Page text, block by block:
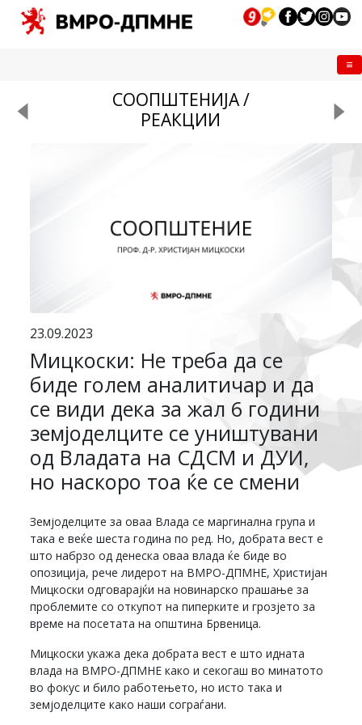
СООПШТЕНИЈА /
РЕАКЦИИ
23.09.2023
Мицкоски: Не треба да се
биде голем аналитичар и да
се види дека за жал 6 години
земјоделците се уништувани
од Владата на СДСМ и ДУИ,
но наскоро тоа ќе се смени
Земјоделците за оваа Влада се маргинална група и
така е веќе шеста година по ред. Но, добрата вест е
што набрзо од денеска оваа влада ќе биде во
опозиција, рече лидерот на ВМРО-ДПМНЕ, Христијан
Мицкоски одговарајќи на новинарско прашање за
проблемите со откупот на пиперките и грозјето за
време на посетата на општина Брвеница.
Мицкоски укажа дека добрата вест е што идната
влада на ВМРО-ДПМНЕ како и секогаш во минатото
во фокус и било работењето, но исто така и
земјоделците како наши сограѓани.